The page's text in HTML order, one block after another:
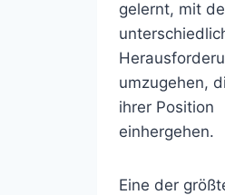
gelernt, mit
umzugehen,
ihrer Position
einhergehen.
Eine der